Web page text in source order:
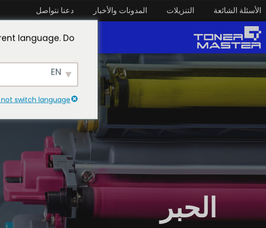
الأسئلة الشائعة التنزيلات المدونات والأخبار دعنا نتواصل
مستهلكات الطباعة كن
الحبر
language. Do
EN
switch language